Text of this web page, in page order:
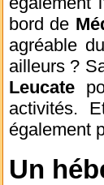
bord de
agréable
ailleurs ?
Leucate
activités.
également
Un